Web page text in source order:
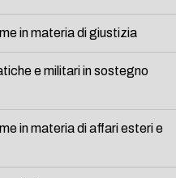
in materia di giustizia
e militari in sostegno
in materia di affari esteri e